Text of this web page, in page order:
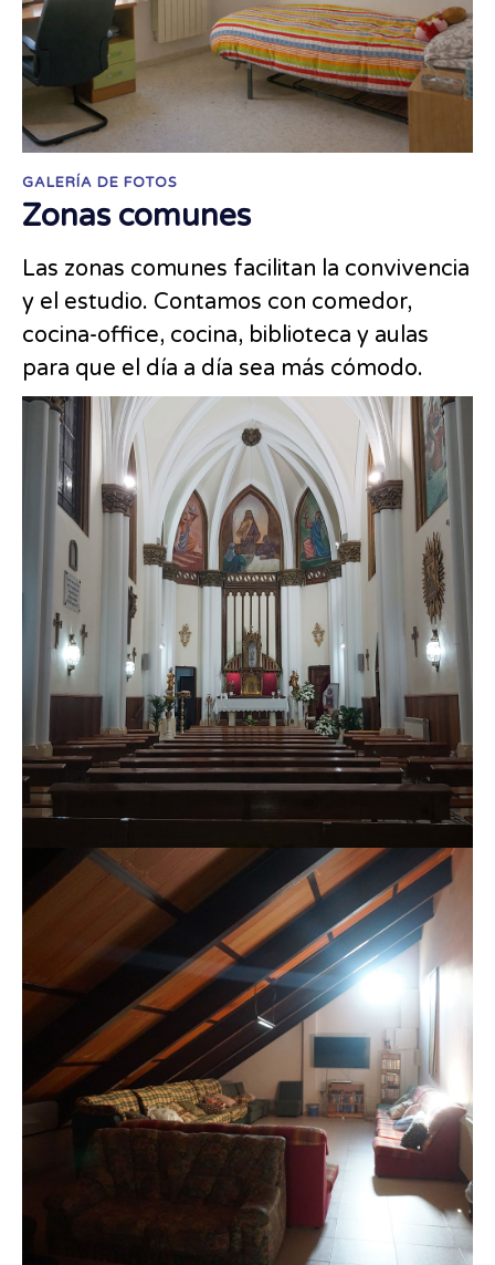
GALERÍA DE FOTOS
Zonas comunes
Las zonas comunes facilitan la convivencia
y el estudio. Contamos con comedor,
cocina-office, cocina, biblioteca y aulas
para que el día a día sea más cómodo.